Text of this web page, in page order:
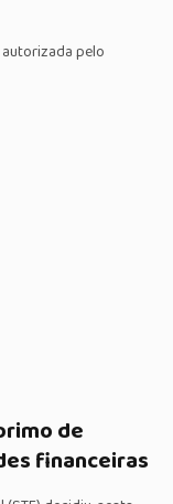
pelo
de
financeiras